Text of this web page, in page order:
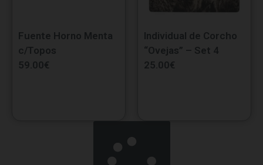
Fuente Horno Menta
c/Topos
59.00€
Individual de Corcho
“Ovejas” – Set 4
25.00€